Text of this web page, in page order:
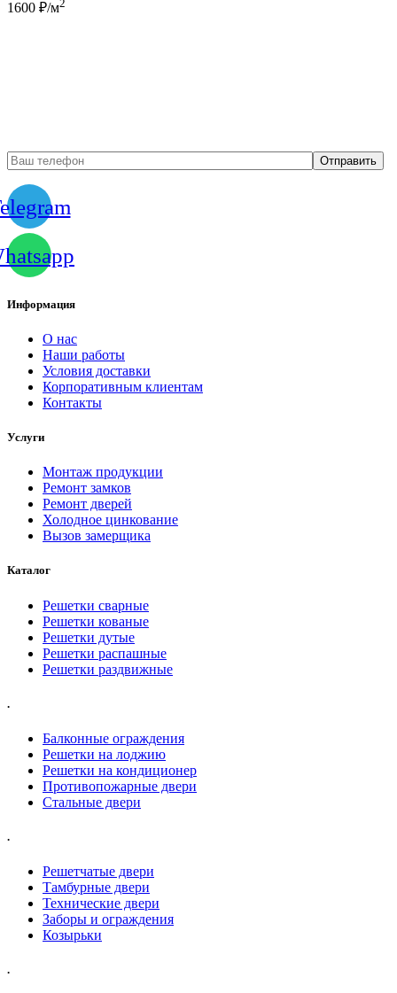
1600 ₽/м2
Информация
О нас
Наши работы
Условия доставки
Корпоративным клиентам
Контакты
Услуги
Монтаж продукции
Ремонт замков
Ремонт дверей
Холодное цинкование
Вызов замерщика
Каталог
Решетки сварные
Решетки кованые
Решетки дутые
Решетки распашные
Решетки раздвижные
.
Балконные ограждения
Решетки на лоджию
Решетки на кондиционер
Противопожарные двери
Стальные двери
.
Решетчатые двери
Тамбурные двери
Технические двери
Заборы и ограждения
Козырьки
.